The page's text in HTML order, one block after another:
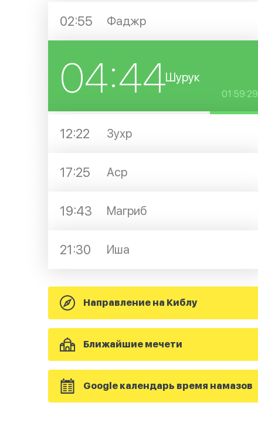
02:55 Фаджр
04:44Шурук
01:59:28
12:22 Зухр
17:25 Аср
19:43 Магриб
21:30 Иша
Направление на Киблу
Ближайшие мечети
Google календарь время намазов